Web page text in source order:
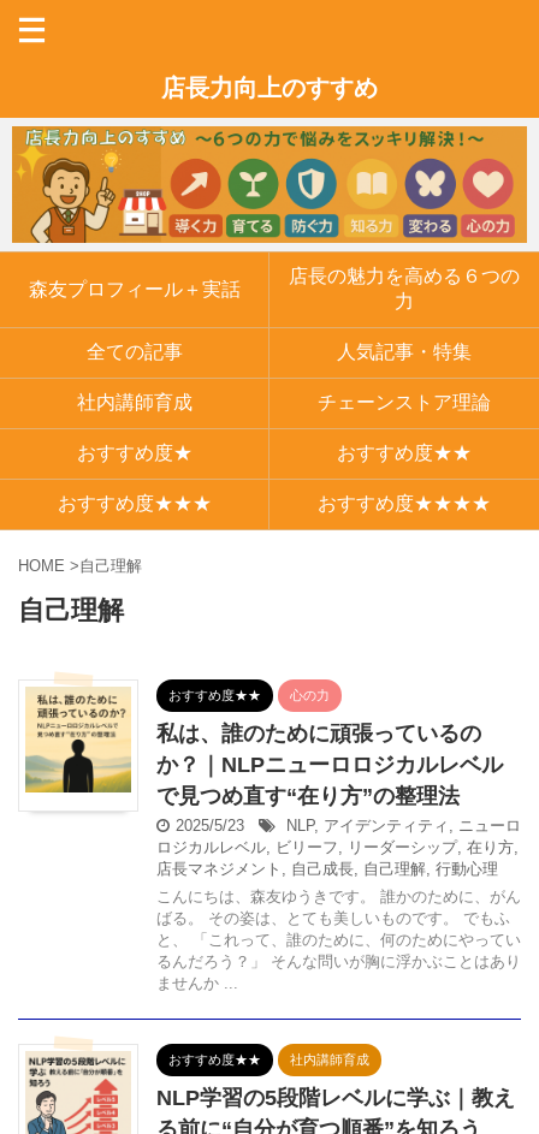
店長力向上のすすめ
森友プロフィール＋実話
店長の魅力を高める６つの
力
全ての記事 人気記事・特集
社内講師育成 チェーンストア理論
おすすめ度★ おすすめ度★★
おすすめ度★★★ おすすめ度★★★★
HOME >自己理解
自己理解
おすすめ度★★ 心の力
私は、誰のために頑張っているの
か？｜NLPニューロロジカルレベル
で見つめ直す“在り方”の整理法
2025/5/23 NLP, アイデンティティ , ニューロ
ロジカルレベル, ビリーフ, リーダーシップ, 在り方,
店長マネジメント , 自己成長, 自己理解, 行動心理
こんにちは、森友ゆうきです。 誰かのために、がん
ばる。 その姿は、とても美しいものです。 でもふ
と、 「これって、誰のために、何のためにやってい
るんだろう？」 そんな問いが胸に浮かぶことはあり
ませんか ...
おすすめ度★★ 社内講師育成
NLP学習の5段階レベルに学ぶ｜教え